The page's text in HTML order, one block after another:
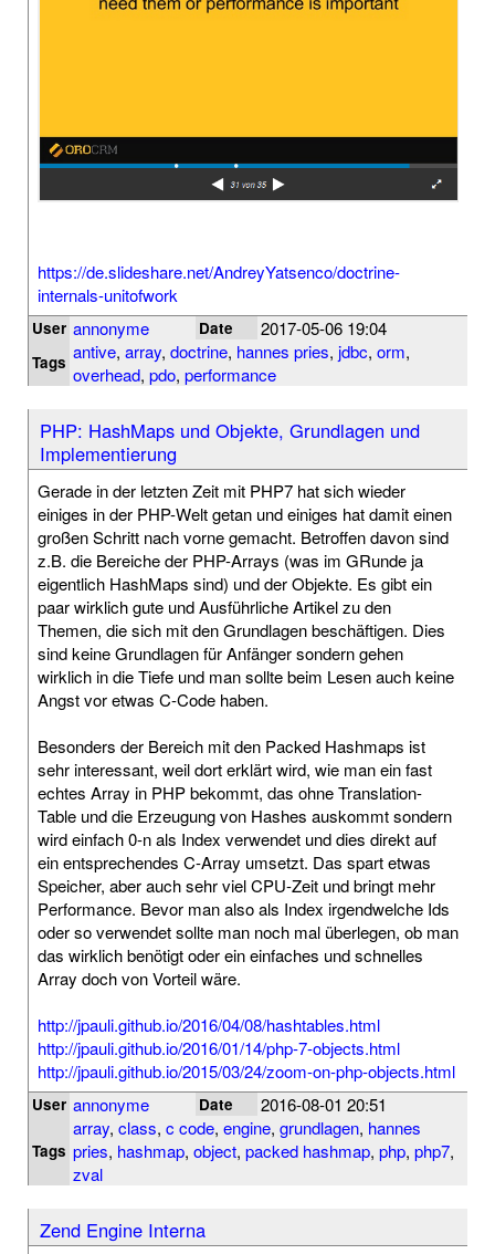
https://de.slideshare.net/AndreyYatsenco/doctrine-
internals-unitofwork
User annonyme Date 2017-05-06 19:04
Tags antive, array, doctrine, hannes pries, jdbc, orm,
overhead, pdo, performance
PHP: HashMaps und Objekte, Grundlagen und
Implementierung
Gerade in der letzten Zeit mit PHP7 hat sich wieder
einiges in der PHP-Welt getan und einiges hat damit einen
großen Schritt nach vorne gemacht. Betroffen davon sind
z.B. die Bereiche der PHP-Arrays (was im GRunde ja
eigentlich HashMaps sind) und der Objekte. Es gibt ein
paar wirklich gute und Ausführliche Artikel zu den
Themen, die sich mit den Grundlagen beschäftigen. Dies
sind keine Grundlagen für Anfänger sondern gehen
wirklich in die Tiefe und man sollte beim Lesen auch keine
Angst vor etwas C-Code haben.
Besonders der Bereich mit den Packed Hashmaps ist
sehr interessant, weil dort erklärt wird, wie man ein fast
echtes Array in PHP bekommt, das ohne Translation-
Table und die Erzeugung von Hashes auskommt sondern
wird einfach 0-n als Index verwendet und dies direkt auf
ein entsprechendes C-Array umsetzt. Das spart etwas
Speicher, aber auch sehr viel CPU-Zeit und bringt mehr
Performance. Bevor man also als Index irgendwelche Ids
oder so verwendet sollte man noch mal überlegen, ob man
das wirklich benötigt oder ein einfaches und schnelles
Array doch von Vorteil wäre.
http://jpauli.github.io/2016/04/08/hashtables.html
http://jpauli.github.io/2016/01/14/php-7-objects.html
http://jpauli.github.io/2015/03/24/zoom-on-php-objects.html
User annonyme Date 2016-08-01 20:51
Tags
array, class, c code, engine, grundlagen, hannes
pries, hashmap, object, packed hashmap, php, php7,
zval
Zend Engine Interna